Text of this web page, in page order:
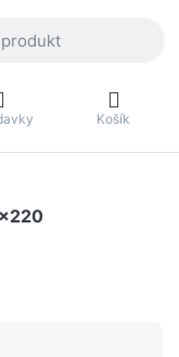
Košík